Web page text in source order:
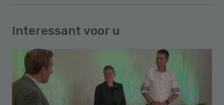
Interessant voor u